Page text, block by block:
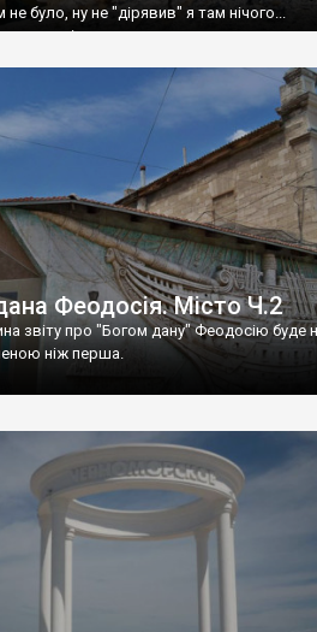
було, ну не "дірявив" я там нічого...
цього літа.
Феодосія. Місто Ч.2
звіту про "Богом дану" Феодосію буде
ніж перша.